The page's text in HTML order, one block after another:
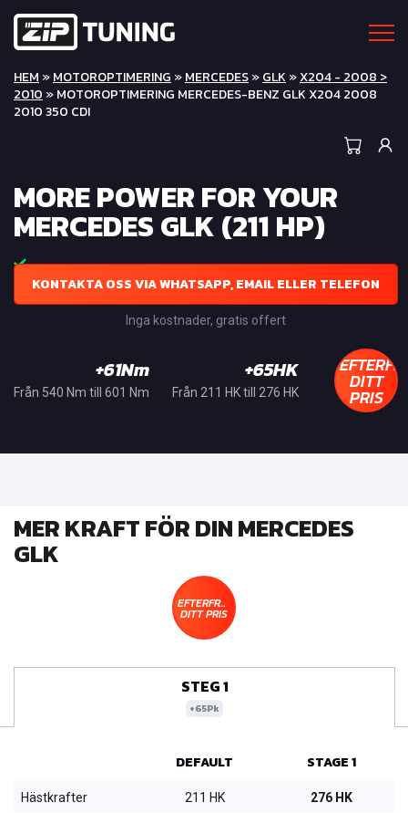
HEM »MOTOROPTIMERING »MERCEDES»GLK »X204 - 2008 >
2010 » MOTOROPTIMERING MERCEDES-BENZ GLK X204 2008
2010 350 CDI
MORE POWER FOR YOUR
MERCEDES GLK (211 HP)
KONTAKTA OSS VIA WHATSAPP, EMAIL ELLER TELEFON
Inga kostnader, gratis offert
+61Nm
Från 540 Nm till 601 Nm
+65HK
Från 211 HK till 276 HK DITT
PRIS
MER KRAFT FÖR DIN MERCEDES
GLK
EFTERFRÅGA
DITT PRIS
STEG 1
+65Pk
DEFAULT STAGE 1
Hästkrafter 211 HK 276 HK